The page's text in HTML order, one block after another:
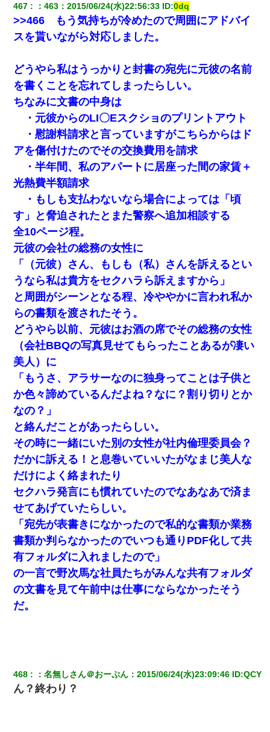
467 ：463 ：2015/06/24(水)22:56:33 ID:0dq
>>466 もう気持ちが冷めたので周囲にアドバイ
スを貰いながら対応しました。
どうやら私はうっかりと封書の宛先に元彼の名前
を書くことを忘れてしまったらしい。
ちなみに文書の中身は
・元彼からのLI〇Eスクショのプリントアウト
・慰謝料請求と言っていますがこちらからはド
アを傷付けたのでその交換費用を請求
・半年間、私のアパートに居座った間の家賃＋
光熱費半額請求
・もしも支払わないなら場合によっては「頃
す」と脅迫されたとまた警察へ追加相談する
全10ページ程。
元彼の会社の総務の女性に
「（元彼）さん、もしも（私）さんを訴えるとい
うなら私は貴方をセクハラら訴えますから」
と周囲がシーンとなる程、冷ややかに言われ私か
らの書類を渡されたそう。
どうやら以前、元彼はお酒の席でその総務の女性
（会社BBQの写真見せてもらったことあるが凄い
美人）に
「もうさ、アラサーなのに独身ってことは子供と
か色々諦めているんだよね？なに？割り切りとか
なの？」
と絡んだことがあったらしい。
その時に一緒にいた別の女性が社内倫理委員会？
だかに訴える！と息巻いていいたがなまじ美人な
だけによく絡まれたり
セクハラ発言にも慣れていたのでなあなあで済ま
せてあげていたらしい。
「宛先が表書きになかったので私的な書類か業務
書類か判らなかったのでいつも通りPDF化して共
有フォルダに入れましたので」
の一言で野次馬な社員たちがみんな共有フォルダ
の文書を見て午前中は仕事にならなかったそう
だ。
468 ：名無しさん＠おーぷん ：2015/06/24(水)23:09:46 ID:QCY
ん？終わり？